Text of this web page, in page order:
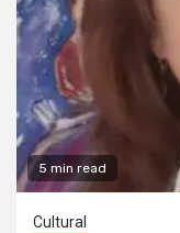
5 min read
Cultural